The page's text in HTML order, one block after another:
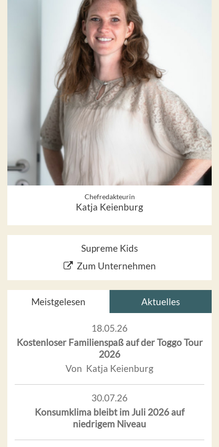
Chefredakteurin
Katja Keienburg
Supreme Kids
Zum Unternehmen
Meistgelesen Aktuelles
18.05.26
Kostenloser Familienspaß auf der Toggo Tour
2026
Von Katja Keienburg
30.07.26
Konsumklima bleibt im Juli 2026 auf
niedrigem Niveau